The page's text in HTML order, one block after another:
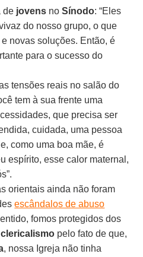
de jovens noSínodo: “Eles
do nosso grupo, o que
novas soluções. Então, é
para o sucesso do
tensões reais no salão do
tem à sua frente uma
que precisa ser
cuidada, uma pessoa
como uma boa mãe, é
espírito, esse calor maternal,
orientais ainda não foram
escândalos de abuso
fomos protegidos dos
clericalismo pelo fato de que,
, nossa Igreja não tinha